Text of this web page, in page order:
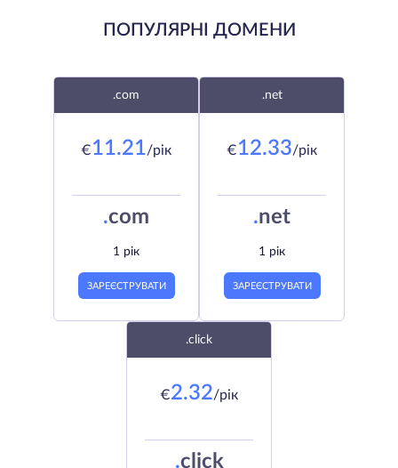
ПОПУЛЯРНІ ДОМЕНИ
.com
€11.21/рік
.com
1 рік
ЗАРЕЄСТРУВАТИ
.net
€12.33/рік
.net
1 рік
ЗАРЕЄСТРУВАТИ
.click
€2.32/рік
.click